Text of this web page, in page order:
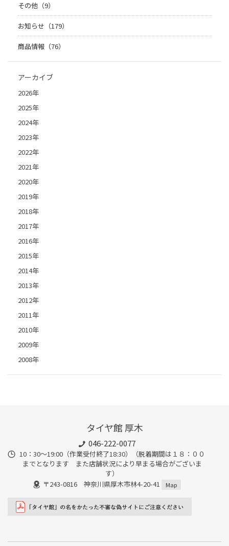
その他（9）
お知らせ（179）
商品情報（76）
アーカイブ
2026年
2025年
2024年
2023年
2022年
2021年
2020年
2019年
2018年
2017年
2016年
2015年
2014年
2013年
2012年
2011年
2010年
2009年
2008年
タイヤ館 厚木
046-222-0077
10：30～19:00（作業受付終了18:30）（脱着期間は１８：００
までとなります また店舗状況により早まる場合がございま
す）
〒243-0816 神奈川県厚木市林4-20-41
Map